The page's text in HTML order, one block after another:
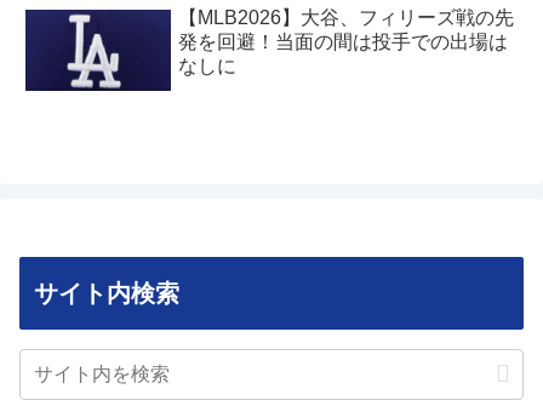
【MLB2026】大谷、フィリーズ戦の先
発を回避！当面の間は投手での出場は
なしに
サイト内検索